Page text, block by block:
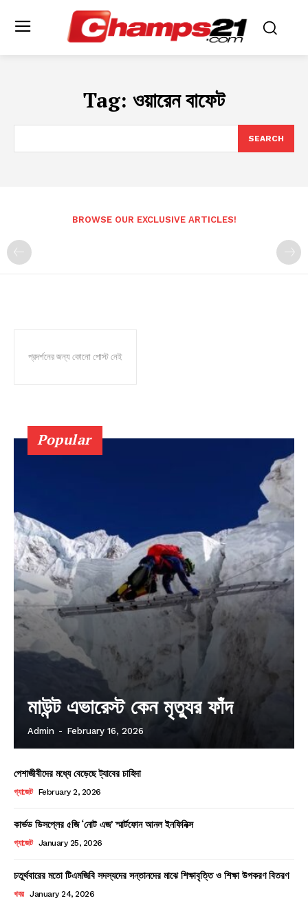
Tag: ওয়ারেন বাফেট
SEARCH
BROWSE OUR EXCLUSIVE ARTICLES!
প্রদর্শনের জন্য কোনো পোস্ট নেই
Popular
মাউন্ট এভারেস্ট কেন মৃত্যুর ফাঁদ
Admin - February 16, 2026
পেশাজীবীদের মধ্যে বেড়েছে ট্যাবের চাহিদা
গ্যাজেট February 2, 2026
কার্ভড ডিসপ্লের ৫জি ‘নোট এজ’ স্মার্টফোন আনল ইনফিনিক্স
গ্যাজেট January 25, 2026
চতুর্থবারের মতো টিএমজিবি সদস্যদের সন্তানদের মাঝে শিক্ষাবৃত্তি ও শিক্ষা উপকরণ বিতরণ
খবর January 24, 2026